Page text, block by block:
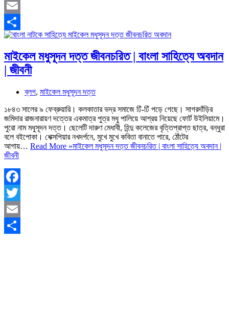
Twitter
Email
Share
মাইকেল মধুসূদন দত্ত জীবনচরিত | বাংলা সাহিত্যে অবদান
| জীবনী
ব্লগ, মাইকেল মধুসূদন দত্ত
১৮৪৩ সালের ৯ ফেব্রুয়ারি। কলকাতার ভদ্র সমাজে ঢিঁ-ঢিঁ পড়ে গেছে। সাগরদাঁড়ির
জমিদার রাজনারায়ণ দত্তের একমাত্র পুত্র মধু পালিয়ে আশ্রয় নিয়েছে ফোর্ট উইলিয়ামে।
পুরো নাম মধুসূদন দত্ত। ছেলেটি দারুণ মেধাবী, হিন্দু কলেজের বৃত্তিপ্রাপ্ত ছাত্র, বন্ধুরা
বলে বইপোকা। শেক্সপিয়ার নখদর্পনে, মুখে মুখে কবিতা বানাতে পারে, ঠোঁটের
আগায়… Read More »মাইকেল মধুসূদন দত্ত জীবনচরিত | বাংলা সাহিত্যে অবদান |
জীবনী
Facebook
Twitter
Email